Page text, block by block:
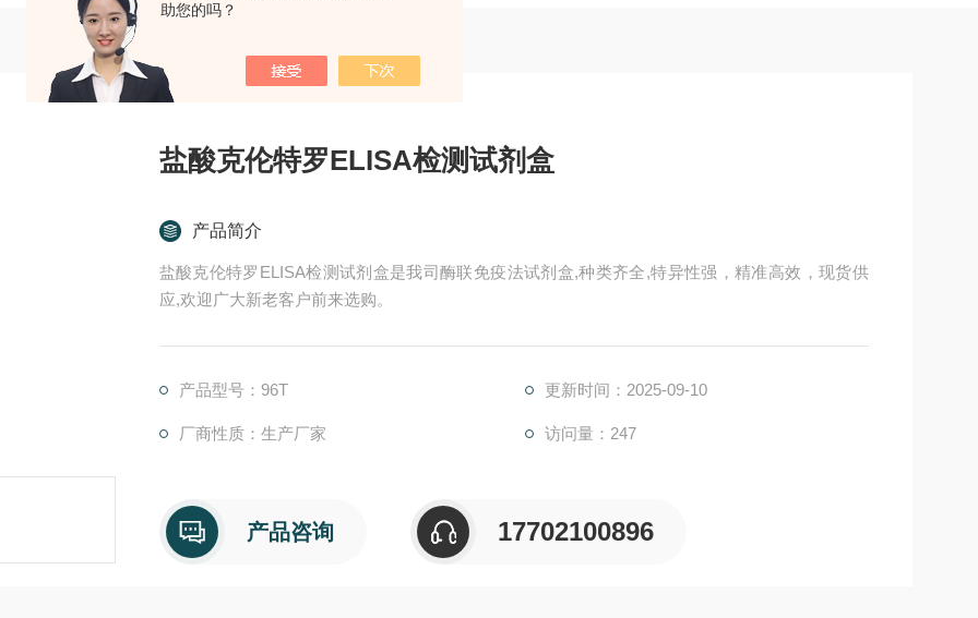
助您的吗？
盐酸克伦特罗ELISA检测试剂盒
产品简介
盐酸克伦特罗ELISA检测试剂盒是我司酶联免疫法试剂盒,种类齐全,特异性强，精准高效，现货供
应,欢迎广大新老客户前来选购。
产品型号：96T 更新时间：2025-09-10
厂商性质：生产厂家 访问量：247
产品咨询 17702100896